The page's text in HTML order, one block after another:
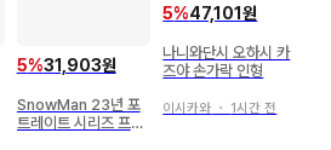
5%31,903원
SnowMan 23년 포
트레이트 시리즈 프레
5%47,101원
나니와단시 오하시 카
즈야 손가락 인형
이시카와 ・ 1시간 전